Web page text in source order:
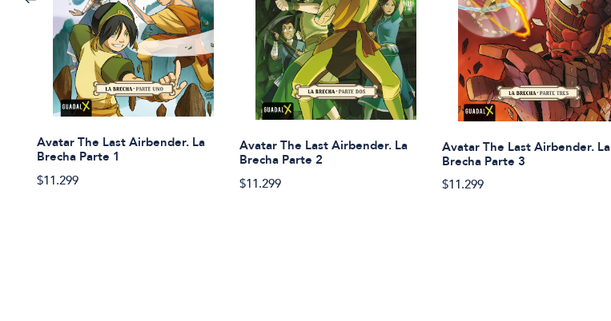
Avatar The Last Airbender. La
Brecha Parte 1
$11.299
Avatar The Last Airbender. La
Brecha Parte 2
$11.299
Avatar The Last Airbender. La
Brecha Parte 3
$11.299